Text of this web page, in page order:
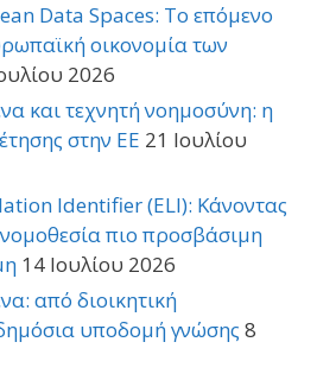
Data Spaces: Το επόμενο
οικονομία των
2026
και τεχνητή νοημοσύνη: η
στην ΕΕ 21 Ιουλίου
Identifier (ELI): Κάνοντας
πιο προσβάσιμη
14 Ιουλίου 2026
από διοικητική
υποδομή γνώσης 8